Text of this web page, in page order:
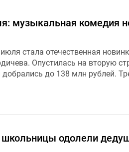
музыкальная комедия
стала отечественная
Опустилась на вторую
до 138 млн рублей.
школьницы одолели